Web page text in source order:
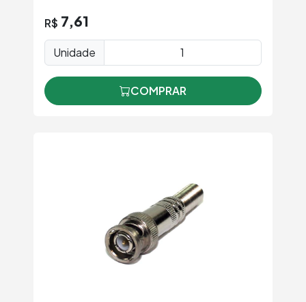
R$ 7,61
Unidade
COMPRAR